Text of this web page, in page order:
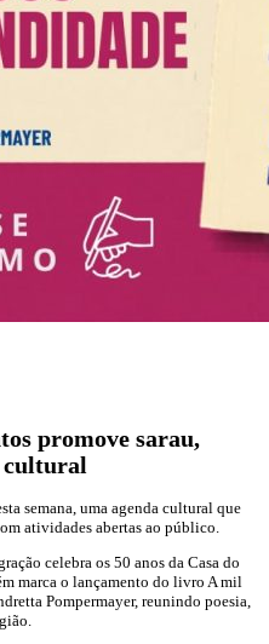
promove sarau,
semana, uma agenda cultural que
atividades abertas ao público.
celebra os 50 anos da Casa do
marca o lançamento do livro A mil
Pompermayer, reunindo poesia,